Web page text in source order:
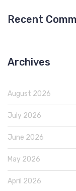
Recent
Archives
August 2026
July 2026
June 2026
May 2026
April 2026